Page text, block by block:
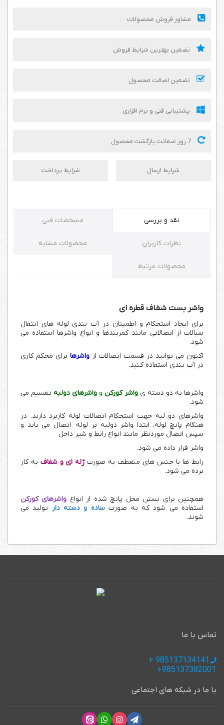
مشاور فروش محصولات
تضمین بهترین شرایط فروش
تضمین اصالت محصول
پشتیبانی فنی و نرم افزاری
شرایط ارسال شرایط پرداخت
نقد و بررسی مشخصات فنی
نظرات کاربران محصولات مشابه
محصولات مرتبط
واشر بست شفاف قطره ای
برای ایجاد استحکام و اطمینان در آب بندی لوله های انتقال
سیالات از اتصالاتی مانند کمربندها و انواع واشرها استفاده می
شود.
اکنون می توانید در قسمت اتصالات از واشرها برای محکم کاری
در آب بندی استفاده کنید.
واشرها به دو دسته ی واشر کورکن و واشرهای دولبه تقسیم می
شود.
واشرهای دو لبه جهت استحکام اتصالات لوله کاربرد دارند. در
هنگام پانچ لوله، ابتدا واشر دولبه بر لوله اتصال می یابد و
سپس اتصال موردنظر مانند انواع رابط و شیر داخل
واشر قرار داده می شود.
رابط ها با جنس های منعطف به صورتژله ای و شفاف به کار
برده می شود.
همچنین برای بستن محل پانچ شده از انواع واشرهای کورکن
استفاده می شود که به صورتساده و دسته دار تولید می
شوند.
تماس با ما
با ما در شبکه های اجتماعی